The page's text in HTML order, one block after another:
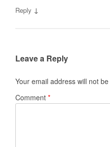
Reply ↓
Leave a Reply
Your email address will not
Comment *